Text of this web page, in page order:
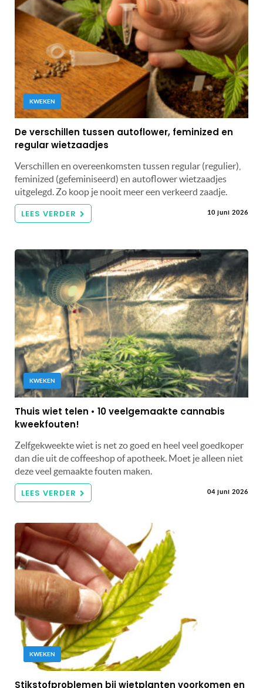
KWEKEN
De verschillen tussen autoflower, feminized en
regular wietzaadjes
Verschillen en overeenkomsten tussen regular (regulier),
feminized (gefeminiseerd) en autoflower wietzaadjes
uitgelegd. Zo koop je nooit meer een verkeerd zaadje.
LEES VERDER 10 juni 2026
KWEKEN
Thuis wiet telen • 10 veelgemaakte cannabis
kweekfouten!
Zelfgekweekte wiet is net zo goed en heel veel goedkoper
dan die uit de coffeeshop of apotheek. Moet je alleen niet
deze veel gemaakte fouten maken.
LEES VERDER 04 juni 2026
KWEKEN
Stikstofproblemen bij wietplanten voorkomen en